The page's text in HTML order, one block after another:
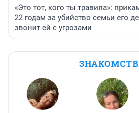
«Это тот, кого ты травила»:
22 годам за убийство семьи его
звонит ей с угрозами